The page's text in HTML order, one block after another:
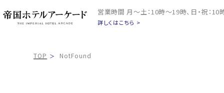
営業時間 月～土：10時～19時、日・祝：
詳しくはこちら >
TOP NotFound